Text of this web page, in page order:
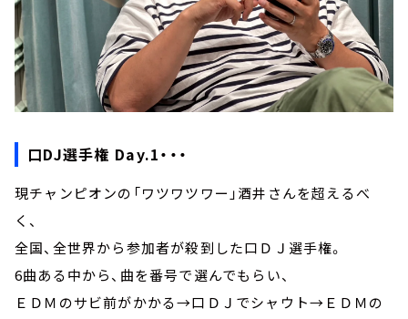
口DJ選手権 Day.1・・・
現チャンピオンの「ワツワツワー」酒井さんを超えるべ
く、
全国、全世界から参加者が殺到した口ＤＪ選手権。
6曲ある中から、曲を番号で選んでもらい、
ＥＤＭのサビ前がかかる→口ＤＪでシャウト→ＥＤＭの